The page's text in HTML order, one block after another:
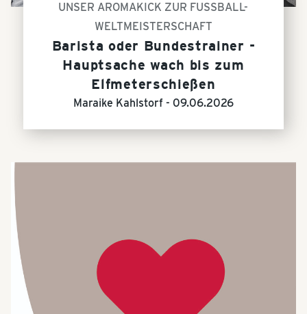
UNSER AROMAKICK ZUR FUSSBALL-
WELTMEISTERSCHAFT
Barista oder Bundestrainer -
Hauptsache wach bis zum
Elfmeterschießen
Maraike Kahlstorf - 09.06.2026